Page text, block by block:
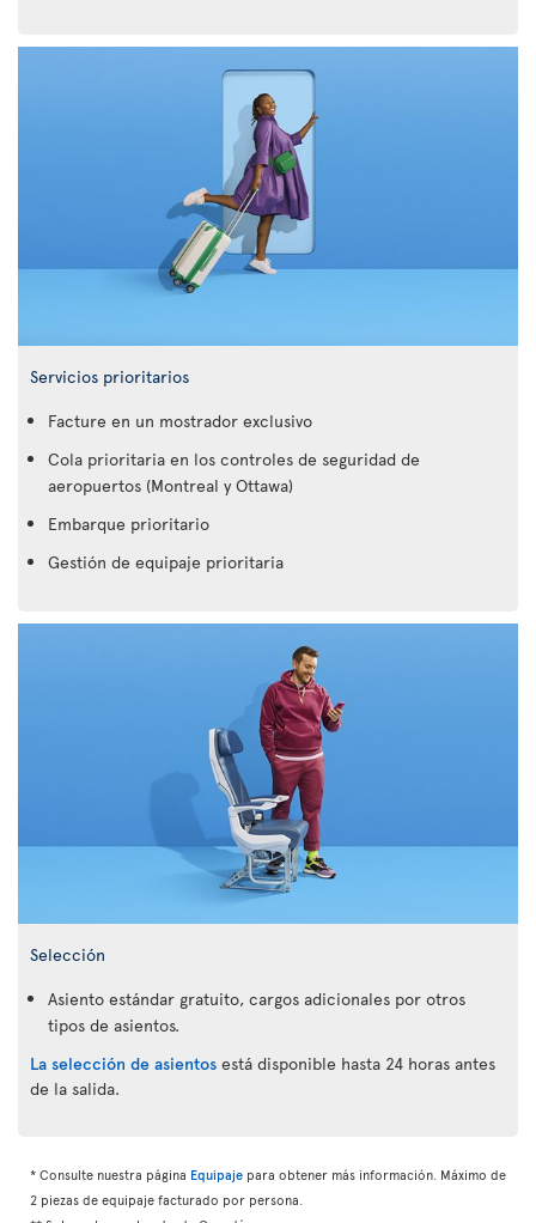
Servicios prioritarios
Facture en un mostrador exclusivo
Cola prioritaria en los controles de seguridad de
aeropuertos (Montreal y Ottawa)
Embarque prioritario
Gestión de equipaje prioritaria
Selección
Asiento estándar gratuito, cargos adicionales por otros
tipos de asientos.
La selección de asientos está disponible hasta 24 horas antes
de la salida.
* Consulte nuestra página Equipaje para obtener más información. Máximo de
2 piezas de equipaje facturado por persona.